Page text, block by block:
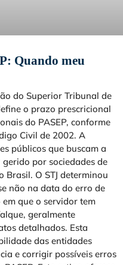
Quando meu
do Superior Tribunal de
o prazo prescricional
do PASEP, conforme
Civil de 2002. A
públicos que buscam a
gerido por sociedades de
Brasil. O STJ determinou
não na data do erro de
que o servidor tem
geralmente
detalhados. Esta
das entidades
e corrigir possíveis erros